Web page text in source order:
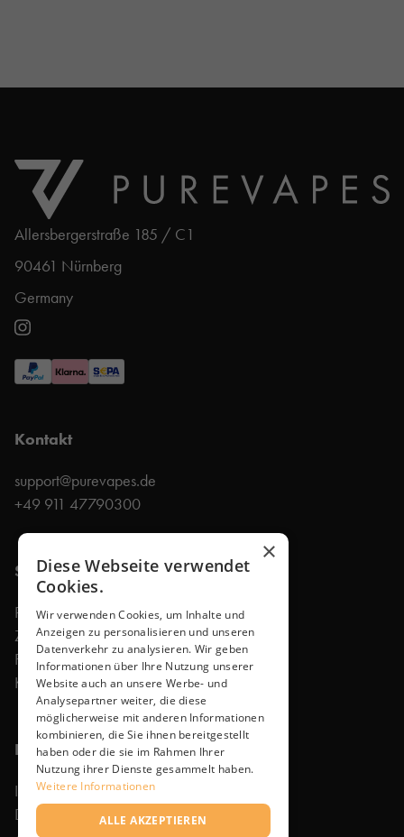
Allersbergerstraße 185 / C1
90461 Nürnberg
Germany
Kontakt
support@purevapes.de
+49 911 47790300
Shop
Produkte
Zubehör
Faq
Kontakt
Rechtliches
Impressum
Datenschutzerklärung
×
Diese Webseite verwendet
Cookies.
Wir verwenden Cookies, um Inhalte und
Anzeigen zu personalisieren und unseren
Datenverkehr zu analysieren. Wir geben
Informationen über Ihre Nutzung unserer
Website auch an unsere Werbe- und
Analysepartner weiter, die diese
möglicherweise mit anderen Informationen
kombinieren, die Sie ihnen bereitgestellt
haben oder die sie im Rahmen Ihrer
Nutzung ihrer Dienste gesammelt haben.
Weitere Informationen
ALLE AKZEPTIEREN